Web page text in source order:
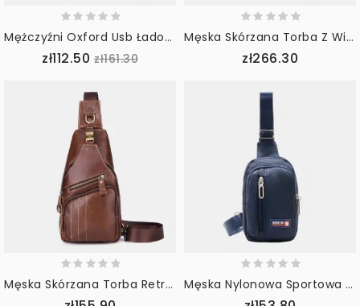
Mężczyźni Oxford Usb Ładowanie Wodoodporna Casual Outdoor Torba Przez Ramię Torba Na Klatkę Piersiową Sling Bag
zł112.50 zł161.30
Męska Skórzana Torba Z Wieloma Kieszeniami Z Wzorem Krokodyla Na Klatkę Piersiową Wielofunkcyjna Torba Na Ramię Z Zabezpieczeniem Przeciw Kradzieży
zł266.30
Męska Skórzana Torba Retro Business Casual Solid Color Skórzana Torba Na Ramię Torba Przez Ramię Chest Bag Męska Nylonowa Sportowa Torba Crossbody Z Wieloma Kieszeniami Torba Na Klatkę Piersiową